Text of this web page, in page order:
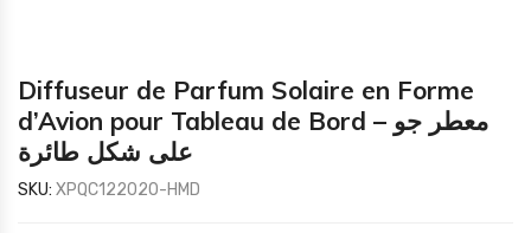
Diffuseur de Parfum Solaire en Forme
d’Avion pour Tableau de Bord – معطر جو
على شكل طائرة
SKU: XPQC122020-HMD